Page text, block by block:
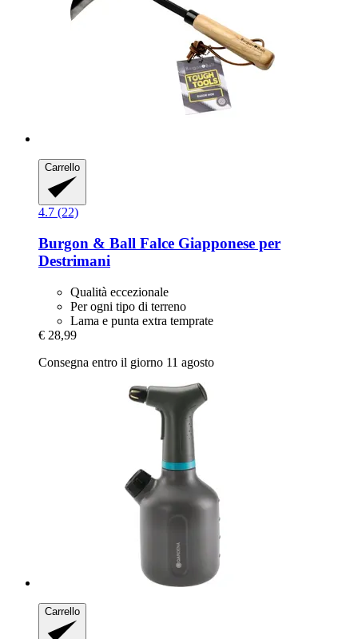
Carrello
4.7 (22)
Burgon & Ball Falce Giapponese per
Destrimani
Qualità eccezionale
Per ogni tipo di terreno
Lama e punta extra temprate
€ 28,99
Consegna entro il giorno 11 agosto
Carrello